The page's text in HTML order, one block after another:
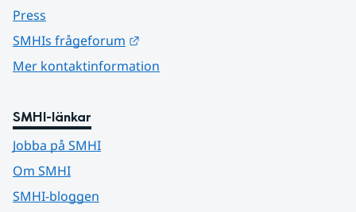
Press
SMHIs frågeforum
Mer kontaktinformation
SMHI-länkar
Jobba på SMHI
Om SMHI
SMHI-bloggen